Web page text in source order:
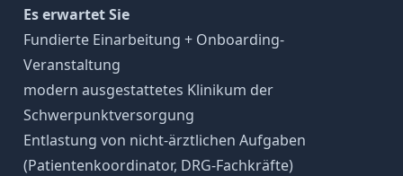
Es erwartet Sie
Fundierte Einarbeitung + Onboarding-
Veranstaltung
modern ausgestattetes Klinikum der
Schwerpunktversorgung
Entlastung von nicht-ärztlichen Aufgaben
(Patientenkoordinator, DRG-Fachkräfte)